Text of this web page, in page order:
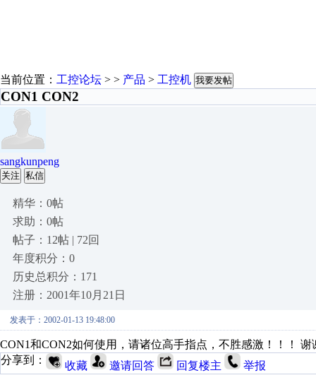
当前位置： 工控论坛 > > 产品 > 工控机 我要发帖
CON1 CON2
sangkunpeng
关注 私信
精华：0帖
求助：0帖
帖子：12帖 | 72回
年度积分：0
历史总积分：171
注册：2001年10月21日
发表于：2002-01-13 19:48:00
CON1和CON2如何使用，请诸位高手指点，不胜感激！！！ 谢
分享到：
收藏 邀请回答 回复楼主 举报